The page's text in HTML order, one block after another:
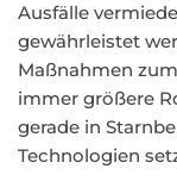
Ausfälle
gewährleistet
Maßnahmen
immer größere
gerade in
Technologien